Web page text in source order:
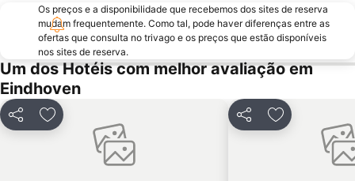
Os preços e a disponibilidade que recebemos dos sites de reserva
mudam frequentemente. Como tal, pode haver diferenças entre as
ofertas que consulta no trivago e os preços que estão disponíveis
nos sites de reserva.
Um dos Hotéis com melhor avaliação em
Eindhoven
PartilharAdicionar aos favoritos PartilharAdicionar